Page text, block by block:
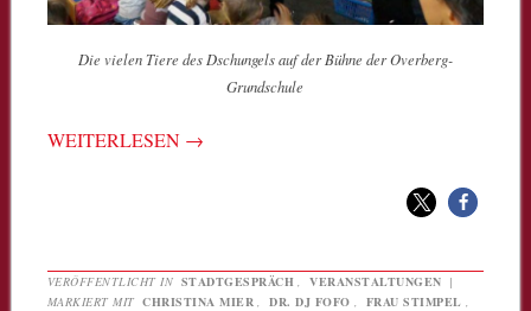
Die vielen Tiere des Dschungels auf der Bühne der Overberg-
Grundschule
WEITERLESEN →
VERÖFFENTLICHT IN STADTGESPRÄCH VERANSTALTUNGEN |
MARKIERT MIT CHRISTINA MIER DR. DJ FOFO FRAU STIMPEL